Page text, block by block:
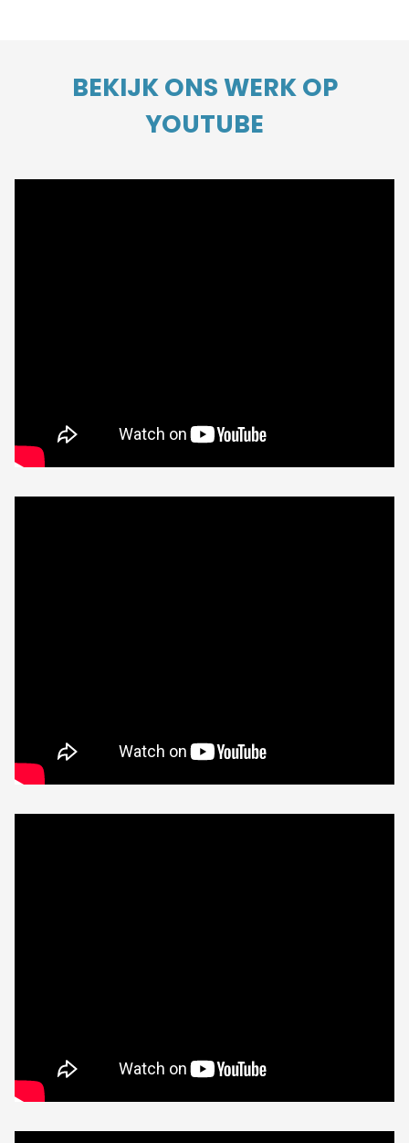
BEKIJK ONS WERK OP
YOUTUBE